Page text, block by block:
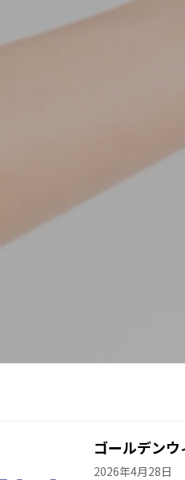
ゴールデン
2026年4月28日